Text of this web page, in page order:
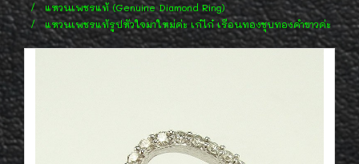
แหวนเพชรแท้ (Genuine Diamond Ring)
แหวนเพชรแท้รูปหัวใจมาใหม่ค่ะ เก๋ไก๋ เรือนทองชุบทองคำขาวค่ะ